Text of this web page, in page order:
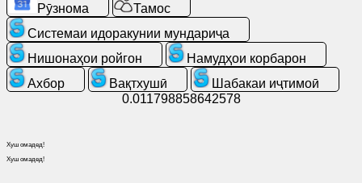
Таҳиягарон
/
Барномаҳо
Кор
Рӯзнома
Тамос
Системаи идоракунии мундариҷа
Нишонаҳои ройгон
Намудҳои корбарон
Ахбор
Вақтхушӣ
Шабакаи иҷтимоӣ
0.011798858642578
Хуш омадед!
Хуш омадед!